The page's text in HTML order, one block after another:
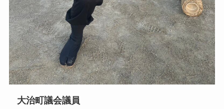
大治町議会議員